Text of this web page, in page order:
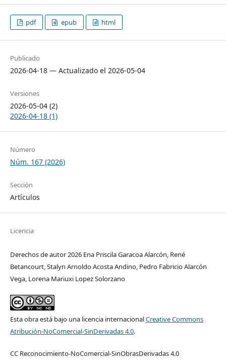
pdf epub html
Publicado
2026-04-18 — Actualizado el 2026-05-04
Versiones
2026-05-04 (2)
2026-04-18 (1)
Número
Núm. 167 (2026)
Sección
Artículos
Licencia
Derechos de autor 2026 Ena Priscila Garacoa Alarcón, René
Betancourt, Stalyn Arnoldo Acosta Andino, Pedro Fabricio Alarcón
Vega, Lorena Mariuxi Lopez Solorzano
Esta obra está bajo una licencia internacionalCreative Commons
Atribución-NoComercial-SinDerivadas 4.0.
CC Reconocimiento-NoComercial-SinObrasDerivadas 4.0